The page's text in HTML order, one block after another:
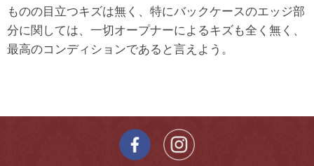
ものの目立つキズは無く、特にバックケースのエッジ部
分に関しては、一切オープナーによるキズも全く無く、
最高のコンディションであると言えよう。